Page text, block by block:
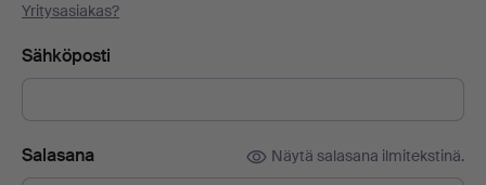
Yritysasiakas?
Sähköposti
Salasana Näytä salasana ilmitekstinä.